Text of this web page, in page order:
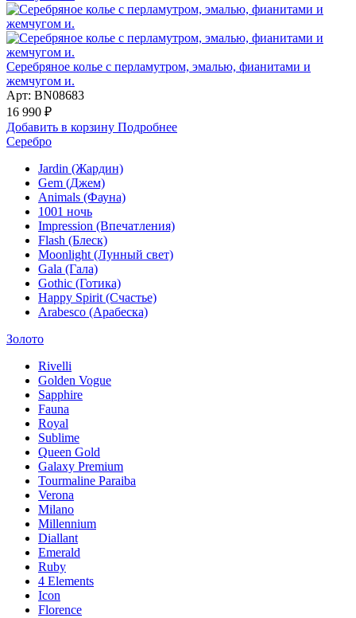
Серебряное колье с перламутром, эмалью, фианитами и
жемчугом и.
Арт: BN08683
16 990 ₽
Добавить в корзину Подробнее
Серебро
Jardin (Жардин)
Gem (Джем)
Animals (Фауна)
1001 ночь
Impression (Впечатления)
Flash (Блеск)
Moonlight (Лунный свет)
Gala (Гала)
Gothic (Готика)
Happy Spirit (Счастье)
Arabesco (Арабеска)
Золото
Rivelli
Golden Vogue
Sapphire
Fauna
Royal
Sublime
Queen Gold
Galaxy Premium
Tourmaline Paraiba
Verona
Milano
Millennium
Diallant
Emerald
Ruby
4 Elements
Icon
Florence